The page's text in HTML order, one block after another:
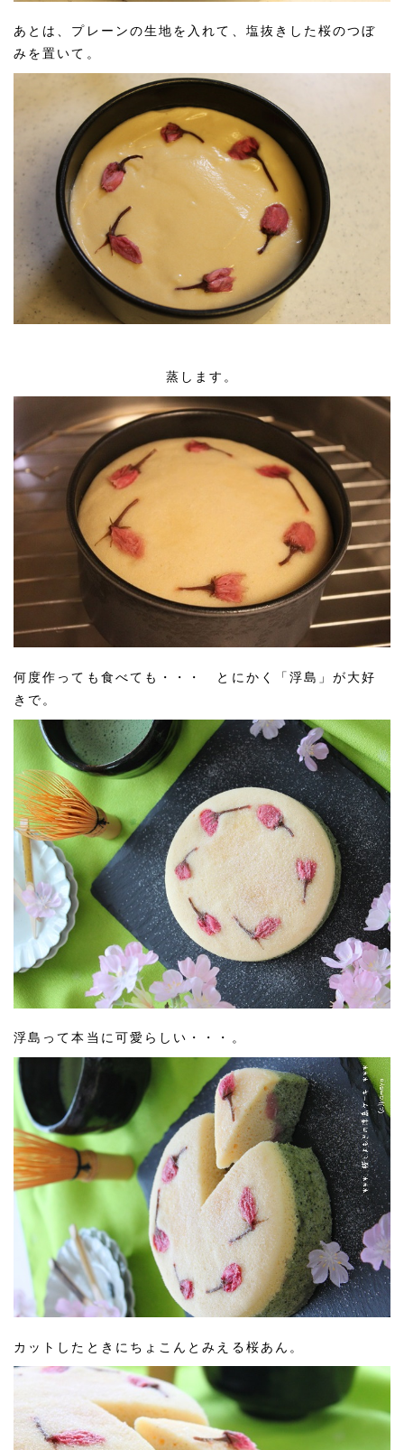
あとは、プレーンの生地を入れて、塩抜きした桜のつぼ
みを置いて。
蒸します。
何度作っても食べても・・・ とにかく「浮島」が大好
きで。
浮島って本当に可愛らしい・・・。
カットしたときにちょこんとみえる桜あん。